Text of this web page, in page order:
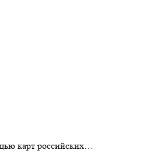
карт российских…